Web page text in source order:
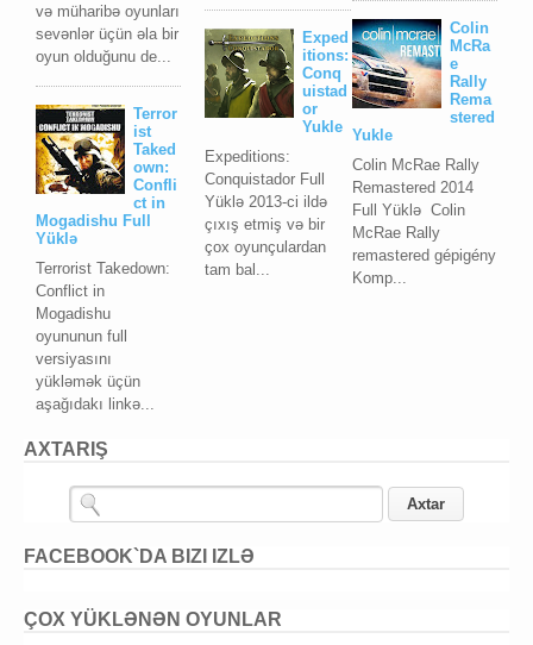
və müharibə oyunları
sevənlər üçün əla bir
oyun olduğunu de...
Terror
ist
Taked
own:
Confli
ct in
Mogadishu Full
Yüklə
Terrorist Takedown:
Conflict in
Mogadishu
oyununun full
versiyasını
yükləmək üçün
aşağıdakı linkə...
Colin
McRa
e
Rally
Rema
stered
Yukle
Colin McRae Rally
Remastered 2014
Full Yüklə Colin
McRae Rally
remastered gépigény
Komp...
Exped
itions:
Conq
uistad
or
Yukle
Expeditions:
Conquistador Full
Yüklə 2013-ci ildə
çıxış etmiş və bir
çox oyunçulardan
tam bal...
AXTARIŞ
FACEBOOK`DA BIZI IZLƏ
ÇOX YÜKLƏNƏN OYUNLAR